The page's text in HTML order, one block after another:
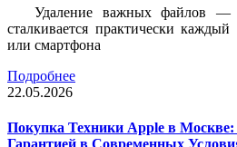
Удаление важных файлов —
сталкивается практически каждый
или смартфона
Подробнее
22.05.2026
Покупка Техники Apple в